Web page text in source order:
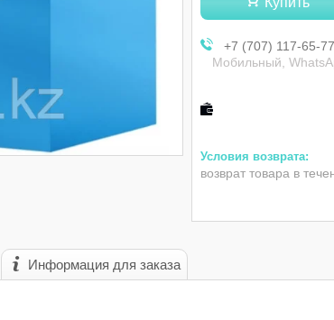
+7 (707) 117-65-77
Мобильный,
возврат товара в
Информация для заказа